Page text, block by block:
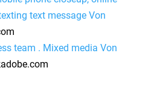
text message Von
team . Mixed media Von